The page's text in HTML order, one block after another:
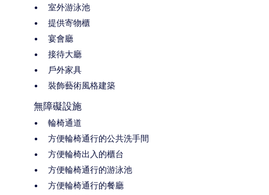
室外游泳池
提供寄物櫃
宴會廳
接待大廳
戶外家具
裝飾藝術風格建築
無障礙設施
輪椅通道
方便輪椅通行的公共洗手間
方便輪椅出入的櫃台
方便輪椅通行的游泳池
方便輪椅通行的餐廳